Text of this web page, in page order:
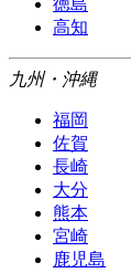
徳島
高知
九州・沖縄
福岡
佐賀
長崎
大分
熊本
宮崎
鹿児島